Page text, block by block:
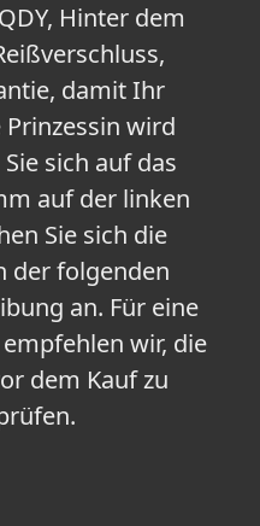
Hinter dem
damit Ihr
wird
sich auf das
auf der linken
Sie sich die
der folgenden
an. Für eine
wir, die
dem Kauf zu